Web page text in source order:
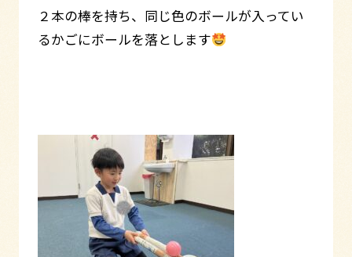
２本の棒を持ち、同じ色のボールが入ってい
るかごにボールを落とします